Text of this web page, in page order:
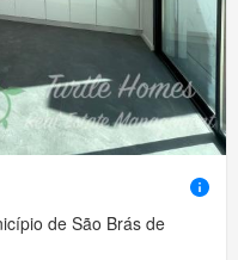
de São Brás de